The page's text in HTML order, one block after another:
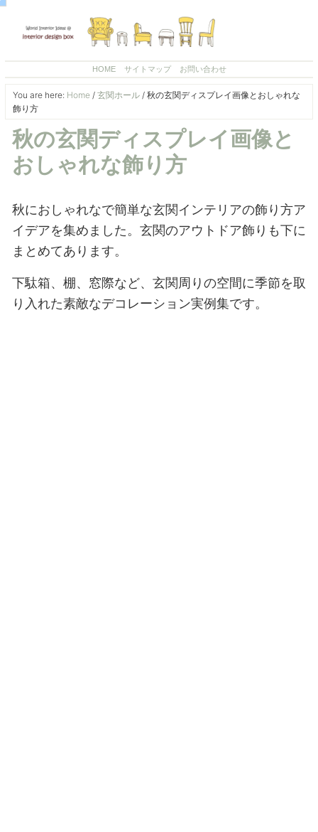
HOME サイトマップ お問い合わせ
You are here: Home / 玄関ホール /秋の玄関ディスプレイ画像とおしゃれな
飾り方
秋の玄関ディスプレイ画像と
おしゃれな飾り方
秋におしゃれなで簡単な玄関インテリアの飾り方ア
イデアを集めました。玄関のアウトドア飾りも下に
まとめてあります。
下駄箱、棚、窓際など、玄関周りの空間に季節を取
り入れた素敵なデコレーション実例集です。